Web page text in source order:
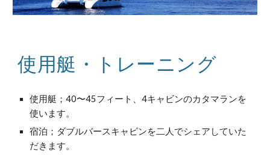
使用艇・トレーニング
使用艇；40〜45フィート、4キャビンのカタマランを
使います。
宿泊；ダブルバースキャビンを二人でシェアしていた
だきます。